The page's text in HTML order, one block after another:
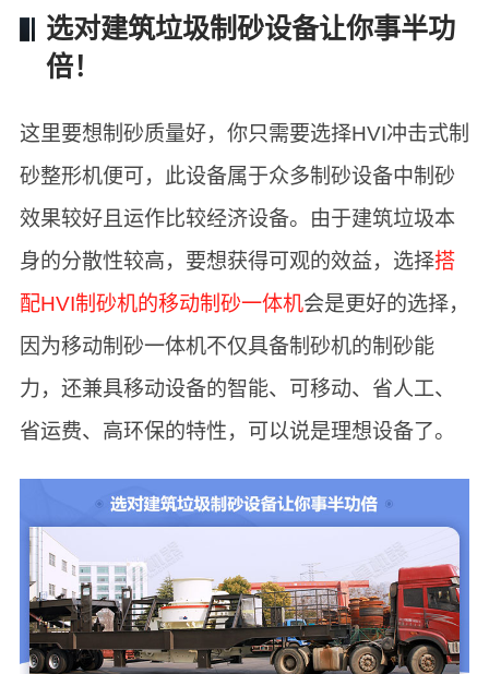
选对建筑垃圾制砂设备让你事半功
倍！
这里要想制砂质量好，你只需要选择HVI冲击式制
砂整形机便可，此设备属于众多制砂设备中制砂
效果较好且运作比较经济设备。由于建筑垃圾本
身的分散性较高，要想获得可观的效益，选择搭
配HVI制砂机的移动制砂一体机会是更好的选择，
因为移动制砂一体机不仅具备制砂机的制砂能
力，还兼具移动设备的智能、可移动、省人工、
省运费、高环保的特性，可以说是理想设备了。